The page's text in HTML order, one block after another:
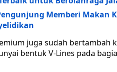
Memberi Makan
juga sudah
bentuk V-Lines pada